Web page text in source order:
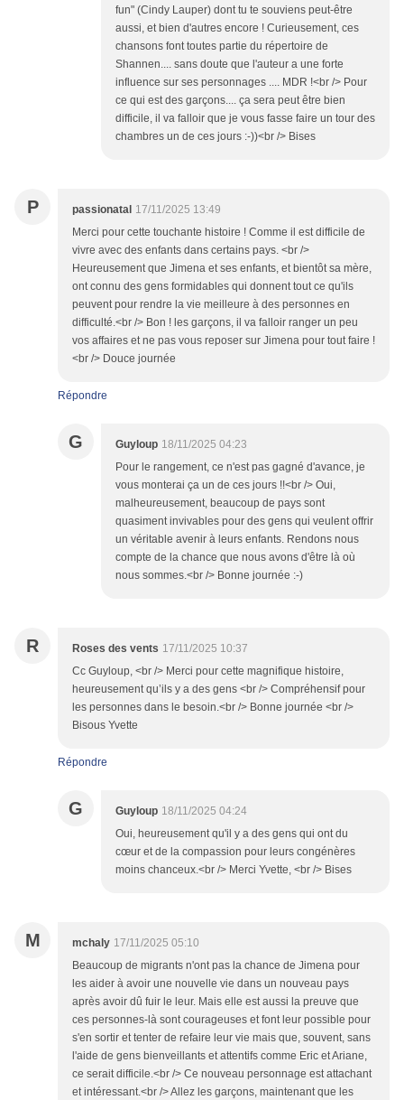
fun" (Cindy Lauper) dont tu te souviens peut-être
aussi, et bien d'autres encore ! Curieusement, ces
chansons font toutes partie du répertoire de
Shannen.... sans doute que l'auteur a une forte
influence sur ses personnages .... MDR !<br /> Pour
ce qui est des garçons.... ça sera peut être bien
difficile, il va falloir que je vous fasse faire un tour des
chambres un de ces jours :-))<br /> Bises
P passionatal 17/11/2025 13:49
Merci pour cette touchante histoire ! Comme il est difficile de
vivre avec des enfants dans certains pays. <br />
Heureusement que Jimena et ses enfants, et bientôt sa mère,
ont connu des gens formidables qui donnent tout ce qu'ils
peuvent pour rendre la vie meilleure à des personnes en
difficulté.<br /> Bon ! les garçons, il va falloir ranger un peu
vos affaires et ne pas vous reposer sur Jimena pour tout faire !
<br /> Douce journée
Répondre
G Guyloup 18/11/2025 04:23
Pour le rangement, ce n'est pas gagné d'avance, je
vous monterai ça un de ces jours !!<br /> Oui,
malheureusement, beaucoup de pays sont
quasiment invivables pour des gens qui veulent offrir
un véritable avenir à leurs enfants. Rendons nous
compte de la chance que nous avons d'être là où
nous sommes.<br /> Bonne journée :-)
R Roses des vents 17/11/2025 10:37
Cc Guyloup, <br /> Merci pour cette magnifique histoire,
heureusement qu’ils y a des gens <br /> Compréhensif pour
les personnes dans le besoin.<br /> Bonne journée <br />
Bisous Yvette
Répondre
G Guyloup 18/11/2025 04:24
Oui, heureusement qu'il y a des gens qui ont du
cœur et de la compassion pour leurs congénères
moins chanceux.<br /> Merci Yvette, <br /> Bises
M mchaly 17/11/2025 05:10
Beaucoup de migrants n'ont pas la chance de Jimena pour
les aider à avoir une nouvelle vie dans un nouveau pays
après avoir dû fuir le leur. Mais elle est aussi la preuve que
ces personnes-là sont courageuses et font leur possible pour
s'en sortir et tenter de refaire leur vie mais que, souvent, sans
l'aide de gens bienveillants et attentifs comme Eric et Ariane,
ce serait difficile.<br /> Ce nouveau personnage est attachant
et intéressant.<br /> Allez les garçons, maintenant que les